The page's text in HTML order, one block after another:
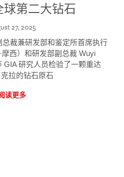
球第二大钻石
27, 2025
总裁兼研发部和鉴定所首席执行
摩西）和研发部副总裁 Wuyi
GIA 研究人员检验了一颗重达
拉的钻石原石
读更多